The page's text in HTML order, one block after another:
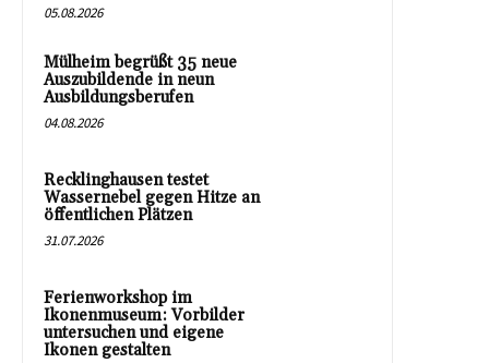
05.08.2026
Mülheim begrüßt 35 neue
Auszubildende in neun
Ausbildungsberufen
04.08.2026
Recklinghausen testet
Wassernebel gegen Hitze an
öffentlichen Plätzen
31.07.2026
Ferienworkshop im
Ikonenmuseum: Vorbilder
untersuchen und eigene
Ikonen gestalten